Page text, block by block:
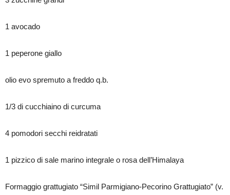
1 avocado
1 peperone giallo
olio evo spremuto a freddo q.b.
1/3 di cucchiaino di curcuma
4 pomodori secchi reidratati
1 pizzico di sale marino integrale o rosa dell’Himalaya
Formaggio grattugiato “Simil Parmigiano-Pecorino Grattugiato” (v.